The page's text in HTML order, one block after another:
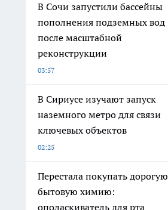
В Сочи запустили бассейны
пополнения подземных вод
после масштабной
реконструкции
03:57
В Сириусе изучают запуск
наземного метро для связи
ключевых объектов
02:25
Перестала покупать дорогую
бытовую химию:
ополаскиватель для рта